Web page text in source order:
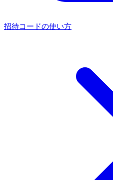
招待コードの使い方